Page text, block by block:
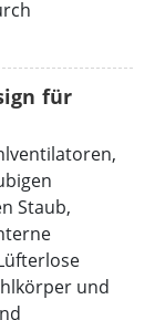
für
Staub,
und